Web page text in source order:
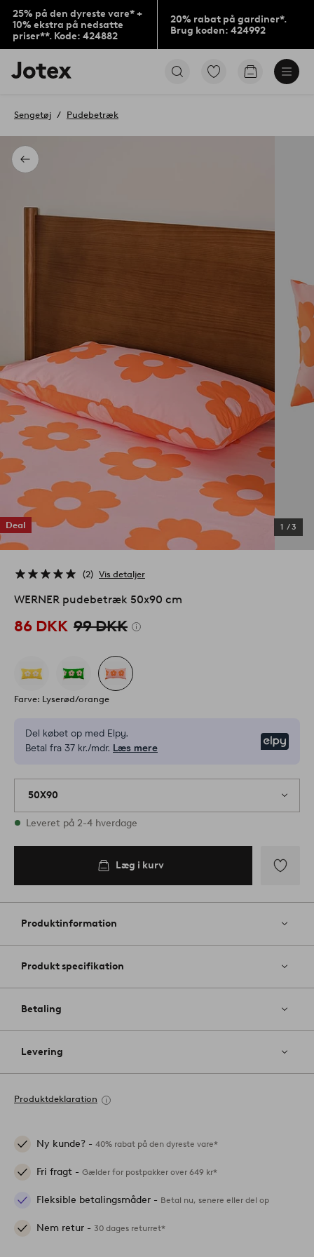
25% på den dyreste vare* +
10% ekstra på nedsatte
priser**. Kode: 424882
20% rabat på gardiner*.
Brug koden: 424992
Jotex
logo
til
Gå
Gå
Tilbage
Sengetøj Pudebetræk
Deal 1 /3
2 Vis detaljer
WERNER pudebetræk 50x90 cm
86 DKK 99 DKK
Farve: Lyserød/orange
Del købet op med Elpy.
Betal fra 37 kr./mdr. Læs mere
50X90
På lager
Leveret på 2-4 hverdage
Læg i kurv
til
Produktinformation
Produkt specifikation
Betaling
Levering
Produktdeklaration
Ny kunde? - 40% rabat på den dyreste vare*
Fri fragt - Gælder for postpakker over 649 kr*
Fleksible betalingsmåder - Betal nu, senere eller del op
Nem retur - 30 dages returret*